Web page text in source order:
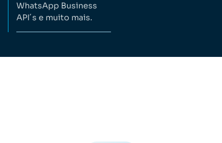
WhatsApp Business
API´s e muito mais.